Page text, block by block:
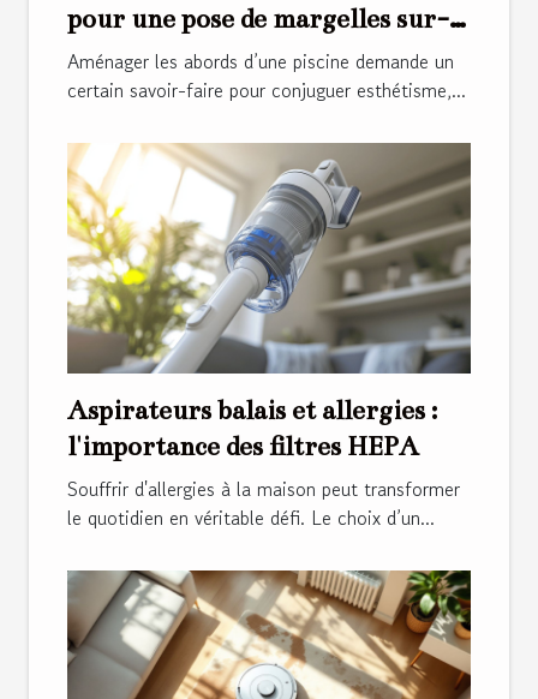
pour une pose de margelles sur-
mesure !
Aménager les abords d’une piscine demande un
certain savoir-faire pour conjuguer esthétisme,...
Aspirateurs balais et allergies :
l'importance des filtres HEPA
Souffrir d'allergies à la maison peut transformer
le quotidien en véritable défi. Le choix d’un...